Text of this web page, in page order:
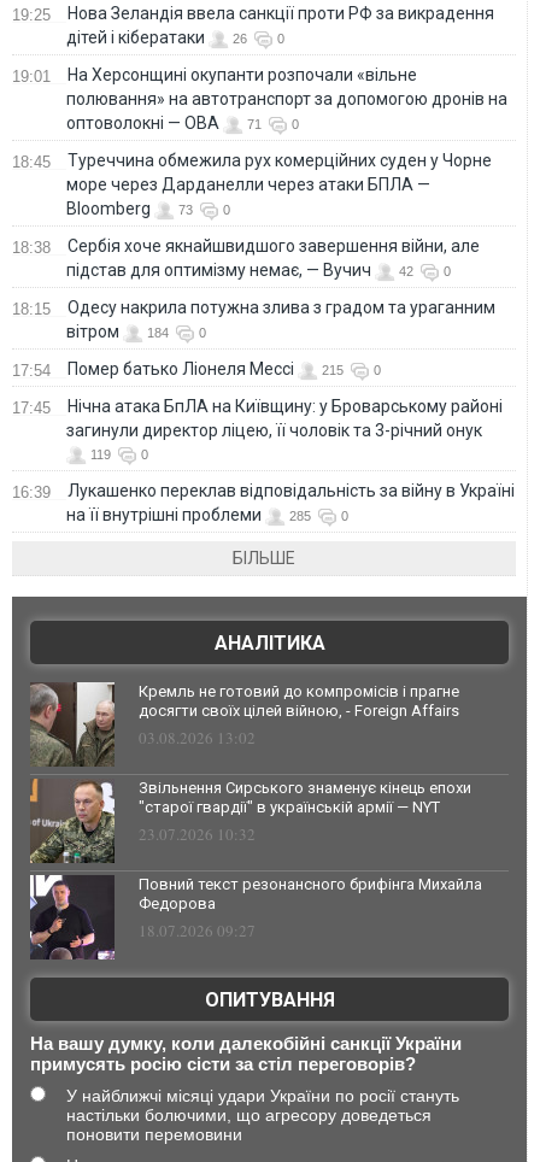
19:25
Нова Зеландія ввела санкції проти РФ за викрадення
дітей і кібератаки
26 0
19:01
На Херсонщині окупанти розпочали «вільне
полювання» на автотранспорт за допомогою дронів на
оптоволокні — ОВА
71 0
18:45
Туреччина обмежила рух комерційних суден у Чорне
море через Дарданелли через атаки БПЛА —
Bloomberg
73 0
18:38
Сербія хоче якнайшвидшого завершення війни, але
підстав для оптимізму немає, — Вучич
42 0
18:15
Одесу накрила потужна злива з градом та ураганним
вітром
184 0
17:54 Помер батько Ліонеля Мессі 215 0
17:45
Нічна атака БпЛА на Київщину: у Броварському районі
загинули директор ліцею, її чоловік та 3-річний онук
119 0
16:39
Лукашенко переклав відповідальність за війну в Україні
на її внутрішні проблеми
285 0
БІЛЬШЕ
АНАЛІТИКА
Кремль не готовий до компромісів і прагне
досягти своїх цілей війною, - Foreign Affairs
03.08.2026 13:02
Звільнення Сирського знаменує кінець епохи
"старої гвардії" в українській армії — NYT
23.07.2026 10:32
Повний текст резонансного брифінга Михайла
Федорова
18.07.2026 09:27
ОПИТУВАННЯ
На вашу думку, коли далекобійні санкції України
примусять росію сісти за стіл переговорів?
У найближчі місяці удари України по росії стануть
настільки болючими, що агресору доведеться
поновити перемовини